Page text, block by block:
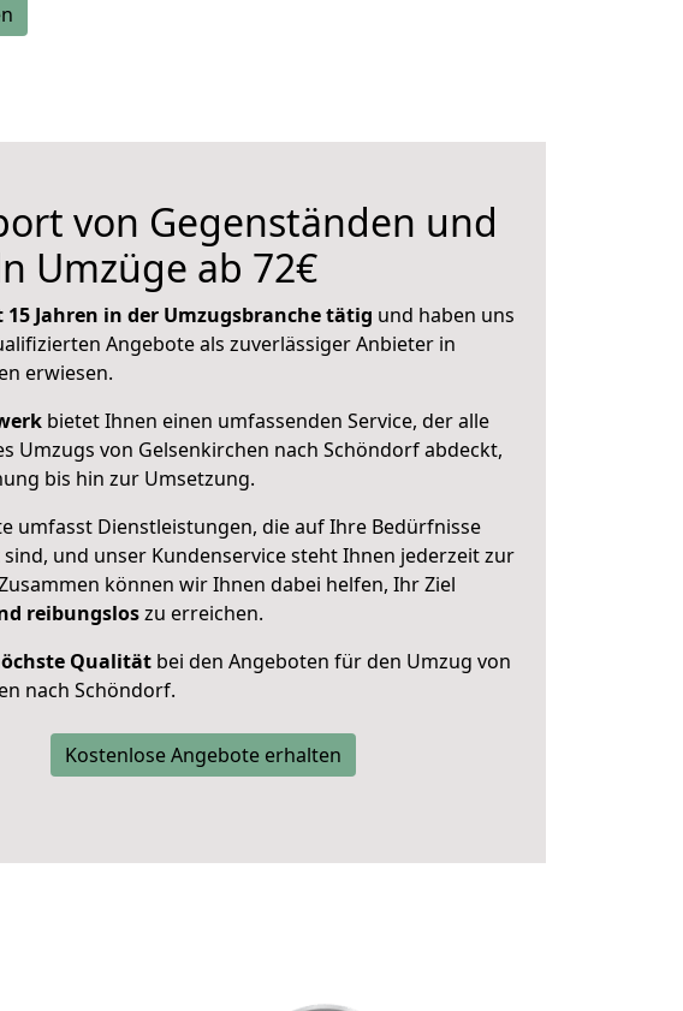
von Gegenständen und
Umzüge ab 72€
15 Jahren in der Umzugsbranche tätig und haben uns
Angebote als zuverlässiger Anbieter in
erwiesen.
bietet Ihnen einen umfassenden Service, der alle
Umzugs von Gelsenkirchen nach Schöndorf abdeckt,
bis hin zur Umsetzung.
umfasst Dienstleistungen, die auf Ihre Bedürfnisse
und unser Kundenservice steht Ihnen jederzeit zur
können wir Ihnen dabei helfen, Ihr Ziel
reibungsloszu erreichen.
Qualität bei den Angeboten für den Umzug von
nach Schöndorf.
Kostenlose Angebote erhalten